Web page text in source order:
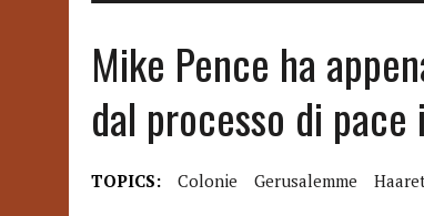
Mike Pence ha
dal processo di
TOPICS: Colonie Gerusalemme